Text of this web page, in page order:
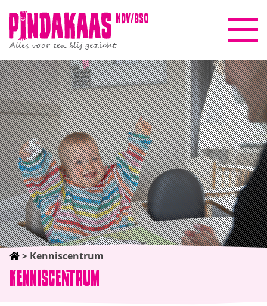
kdv/bso
Alles voor een blij gezicht
Pindakaasreis
Informatie
Beleid & kwaliteit
Gezinscoach
Nieuws
> Kenniscentrum
Kenniscentrum